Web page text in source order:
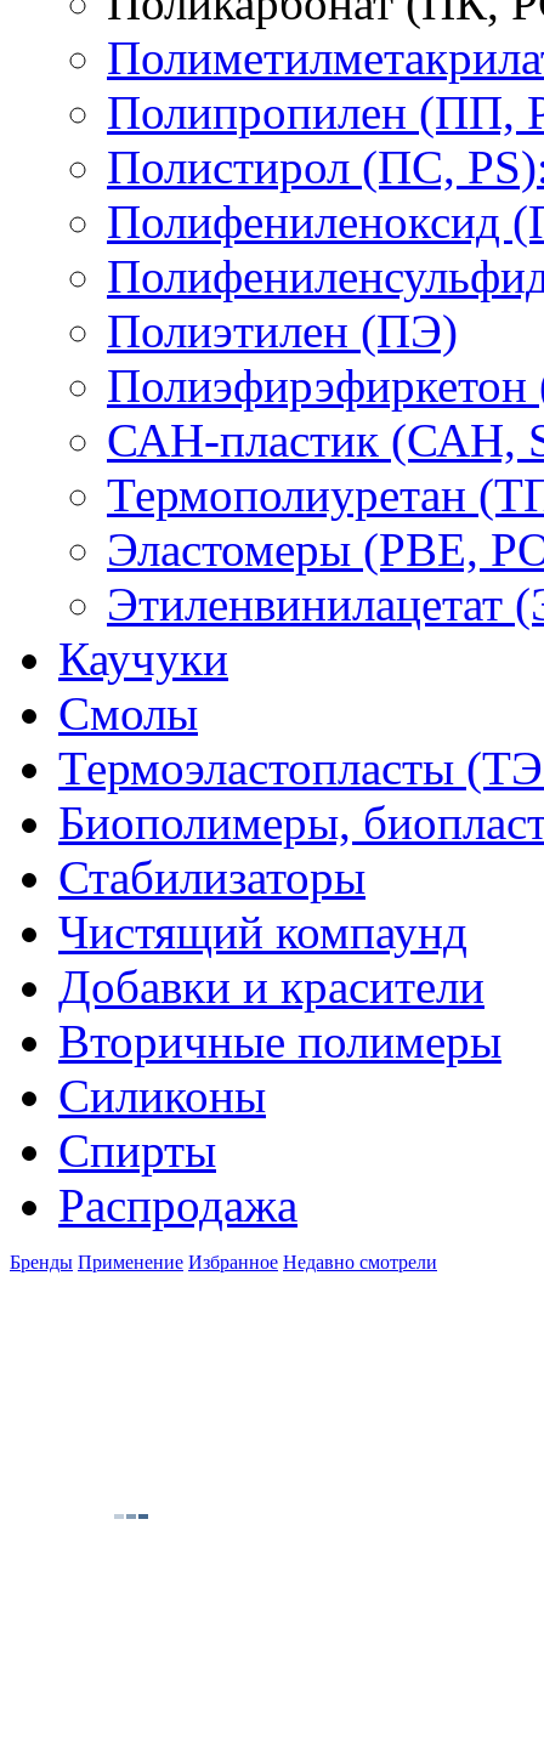
Полипропилен (ПП,
Полистирол (ПС,
Полифениленоксид
Полиэтилен (ПЭ)
САН-пластик (САН,
Термополиуретан
Эластомеры (PBE,
Этиленвинилацетат
Каучуки
Смолы
Термоэластопласты
Биополимеры,
Стабилизаторы
Чистящий компаунд
Добавки и красители
Вторичные полимеры
Силиконы
Спирты
Распродажа
Бренды Применение Избранное Недавно смотрели